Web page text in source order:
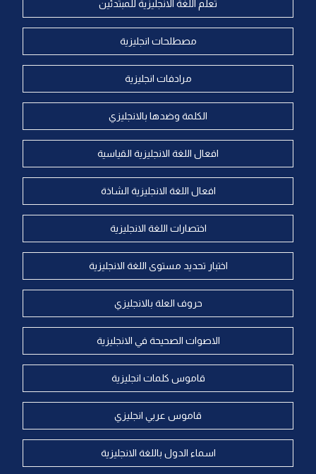
تعلم اللغة الانجليزية للمبتدئين
مصطلحات انجليزية
مرادفات انجليزية
الكلمة وضدها بالانجليزي
افعال اللغة الانجليزية القياسية
افعال اللغة الانجليزية الشاذة
اختصارات اللغة الانجليزية
اختبار تحديد مستوى اللغة الانجليزية
حروف العلة بالانجليزي
الاصوات الصحيحة في الانجليزية
قاموس كلمات انجليزية
قاموس عربي انجليزي
اسماء الدول باللغة الانجليزية